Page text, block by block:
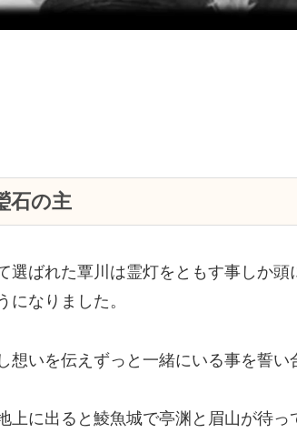
石の主
選ばれた覃川は霊灯をともす事しか
になりました。
想いを伝えずっと一緒にいる事を誓い
上に出ると鯪魚城で亭渊と眉山が待